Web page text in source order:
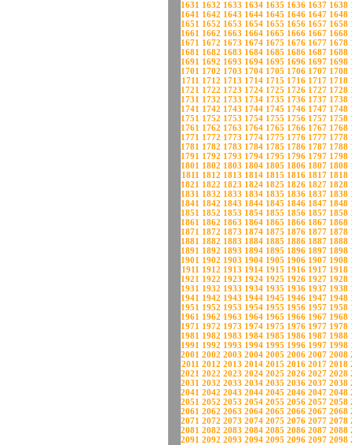
1631 1632 1633 1634 1635 1636 1637 1638
1641 1642 1643 1644 1645 1646 1647 1648
1651 1652 1653 1654 1655 1656 1657 1658
1661 1662 1663 1664 1665 1666 1667 1668
1671 1672 1673 1674 1675 1676 1677 1678
1681 1682 1683 1684 1685 1686 1687 1688
1691 1692 1693 1694 1695 1696 1697 1698
1701 1702 1703 1704 1705 1706 1707 1708
1711 1712 1713 1714 1715 1716 1717 1718
1721 1722 1723 1724 1725 1726 1727 1728
1731 1732 1733 1734 1735 1736 1737 1738
1741 1742 1743 1744 1745 1746 1747 1748
1751 1752 1753 1754 1755 1756 1757 1758
1761 1762 1763 1764 1765 1766 1767 1768
1771 1772 1773 1774 1775 1776 1777 1778
1781 1782 1783 1784 1785 1786 1787 1788
1791 1792 1793 1794 1795 1796 1797 1798
1801 1802 1803 1804 1805 1806 1807 1808
1811 1812 1813 1814 1815 1816 1817 1818
1821 1822 1823 1824 1825 1826 1827 1828
1831 1832 1833 1834 1835 1836 1837 1838
1841 1842 1843 1844 1845 1846 1847 1848
1851 1852 1853 1854 1855 1856 1857 1858
1861 1862 1863 1864 1865 1866 1867 1868
1871 1872 1873 1874 1875 1876 1877 1878
1881 1882 1883 1884 1885 1886 1887 1888
1891 1892 1893 1894 1895 1896 1897 1898
1901 1902 1903 1904 1905 1906 1907 1908
1911 1912 1913 1914 1915 1916 1917 1918
1921 1922 1923 1924 1925 1926 1927 1928
1931 1932 1933 1934 1935 1936 1937 1938
1941 1942 1943 1944 1945 1946 1947 1948
1951 1952 1953 1954 1955 1956 1957 1958
1961 1962 1963 1964 1965 1966 1967 1968
1971 1972 1973 1974 1975 1976 1977 1978
1981 1982 1983 1984 1985 1986 1987 1988
1991 1992 1993 1994 1995 1996 1997 1998
2001 2002 2003 2004 2005 2006 2007 2008
2011 2012 2013 2014 2015 2016 2017 2018
2021 2022 2023 2024 2025 2026 2027 2028
2031 2032 2033 2034 2035 2036 2037 2038
2041 2042 2043 2044 2045 2046 2047 2048
2051 2052 2053 2054 2055 2056 2057 2058
2061 2062 2063 2064 2065 2066 2067 2068
2071 2072 2073 2074 2075 2076 2077 2078
2081 2082 2083 2084 2085 2086 2087 2088
2091 2092 2093 2094 2095 2096 2097 2098